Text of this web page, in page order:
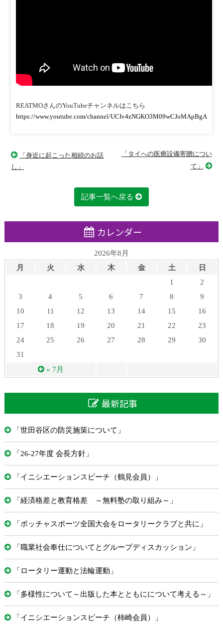
REATMOさんのYouTubeチャンネルはこちら
https://www.youtube.com/channel/UCIv4zNGKO3M09wCJoMApBgA
「身近に起こった相続のお話
し」
「タイへの医療設備寄贈につい
て」
記事一覧へ戻る
カレンダー
2026年8月
月
火 水 木 金 土 日
« 7月
1
2
3
4 5 6 7 8
9
10
11 12 13 14 15
16
17
18 19 20 21 22
23
24
25 26 27 28 29
30
31
最新記事
「世田谷区の防災施策について」
「26-27年度 会長方針」
「イニシエーションスピーチ（鶴見会員）」
「経済格差と教育格差 ～無料塾の取り組み～」
「ボッチャスポーツ全国大会をロータリークラブと共に」
「職業社会奉仕についてとグループディスカッション」
「ロータリー運動と法輪運動」
「多様性について～出版した本とともにについて考える～」
「イニシエーションスピーチ（柿崎会員）」